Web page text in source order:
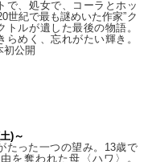
で、処⼥で、コーラとホッ
世紀で最も謎めいた作家”ク
トルが遺した最後の物語。
らめく、忘れがたい輝き。
初公開
)～
たった一つの望み。13歳で
を奪われた母〈ハワ〉。